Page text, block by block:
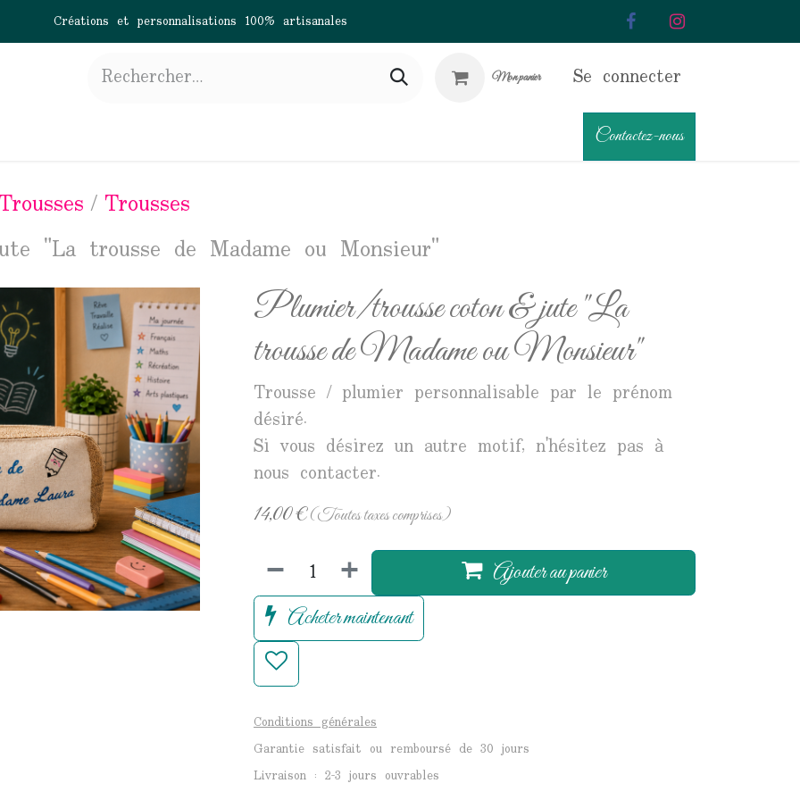
Créations et personnalisations 100% artisanales
Mon panier
Se connecter
Contactez-nous
Trousses
"La trousse de Madame ou Monsieur"
Plumier/trousse coton & jute "La
trousse de Madame ou Monsieur"
Trousse / plumier personnalisable par le prénom
désiré.
Si vous désirez un autre motif, n'hésitez pas à
nous contacter.
14,00€(Toutes taxes comprises)
Ajouter au panier
Acheter maintenant
Conditions générales
Garantie satisfait ou remboursé de 30 jours
Livraison : 2-3 jours ouvrables